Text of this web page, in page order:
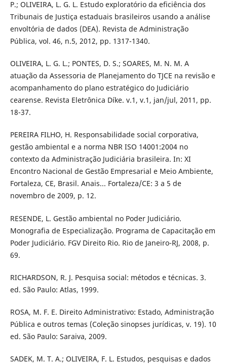
P.; OLIVEIRA, L. G. L. Estudo exploratório da eficiência dos
Tribunais de Justiça estaduais brasileiros usando a análise
envoltória de dados (DEA). Revista de Administração
Pública, vol. 46, n.5, 2012, pp. 1317-1340.
OLIVEIRA, L. G. L.; PONTES, D. S.; SOARES, M. N. M. A
atuação da Assessoria de Planejamento do TJCE na revisão e
acompanhamento do plano estratégico do Judiciário
cearense. Revista Eletrônica Díke. v.1, v.1, jan/jul, 2011, pp.
18-37.
PEREIRA FILHO, H. Responsabilidade social corporativa,
gestão ambiental e a norma NBR ISO 14001:2004 no
contexto da Administração Judiciária brasileira. In: XI
Encontro Nacional de Gestão Empresarial e Meio Ambiente,
Fortaleza, CE, Brasil. Anais... Fortaleza/CE: 3 a 5 de
novembro de 2009, p. 12.
RESENDE, L. Gestão ambiental no Poder Judiciário.
Monografia de Especialização. Programa de Capacitação em
Poder Judiciário. FGV Direito Rio. Rio de Janeiro-RJ, 2008, p.
69.
RICHARDSON, R. J. Pesquisa social: métodos e técnicas. 3.
ed. São Paulo: Atlas, 1999.
ROSA, M. F. E. Direito Administrativo: Estado, Administração
Pública e outros temas (Coleção sinopses jurídicas, v. 19). 10
ed. São Paulo: Saraiva, 2009.
SADEK, M. T. A.; OLIVEIRA, F. L. Estudos, pesquisas e dados